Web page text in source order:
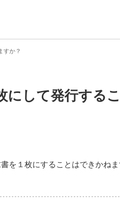
すか？
にして発行する
を１枚にすることはできかねま